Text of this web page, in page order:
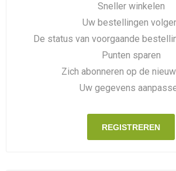
Sneller winkelen
Uw bestellingen
De status van voorgaande
Punten sparen
Zich abonneren op de
Uw gegevens
REGISTREREN